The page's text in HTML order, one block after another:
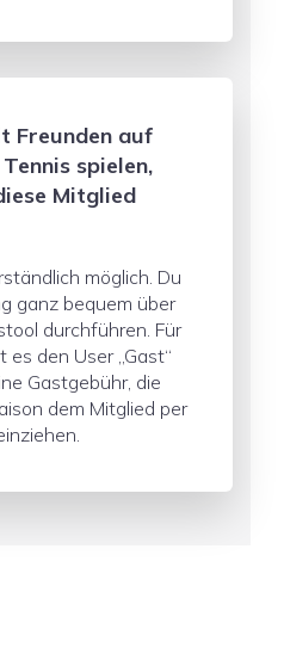
Freunden auf
spielen,
Mitglied
möglich. Du
ganz bequem über
durchführen. Für
den User „Gast“
Gastgebühr, die
dem Mitglied per